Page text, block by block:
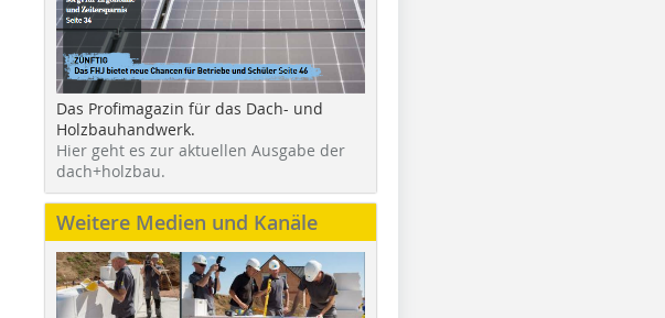
Das Profimagazin für das Dach- und
Holzbauhandwerk.
Hier geht es zur aktuellen Ausgabe der
dach+holzbau.
Weitere Medien und Kanäle